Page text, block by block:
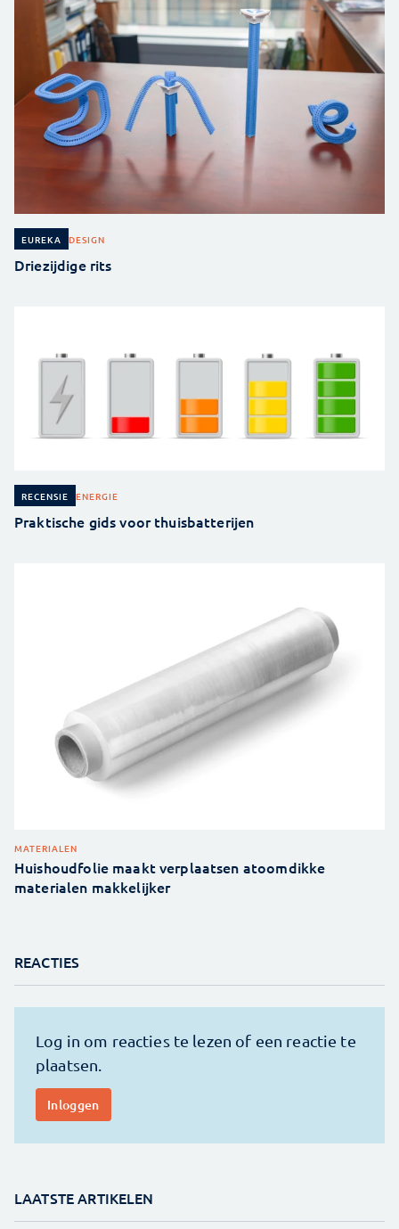
EUREKA DESIGN
Driezijdige rits
RECENSIE ENERGIE
Praktische gids voor thuisbatterijen
MATERIALEN
Huishoudfolie maakt verplaatsen atoomdikke
materialen makkelijker
REACTIES
LAATSTE ARTIKELEN